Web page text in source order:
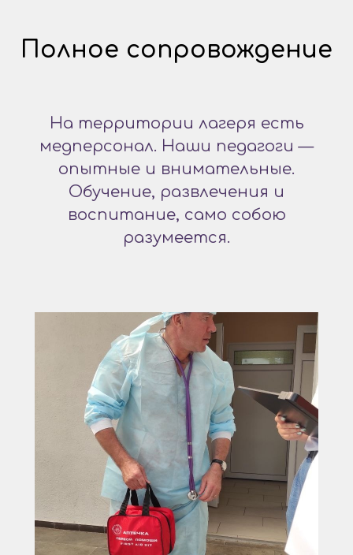
Полное сопровождение
На территории лагеря есть
медперсонал. Наши педагоги —
опытные и внимательные.
Обучение, развлечения и
воспитание, само собою
разумеется.